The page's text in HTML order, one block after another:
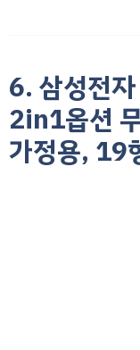
6. 삼성전
2in1옵션
가정용, 19